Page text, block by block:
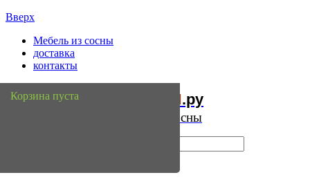
Вверх
Мебель из сосны
доставка
контакты
Мебель Сосны.ру
Интернет магазин мебели из сосны
Корзина пуста